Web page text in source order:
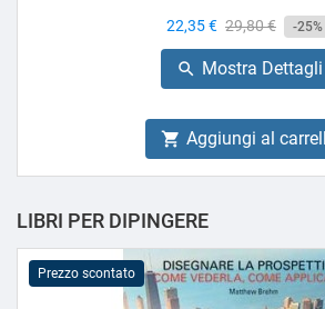
Prezzo
22,35 € Prezzo
base
29,80 € -25%
 Mostra Dettagli
 Aggiungi al
LIBRI PER DIPINGERE
Prezzo scontato